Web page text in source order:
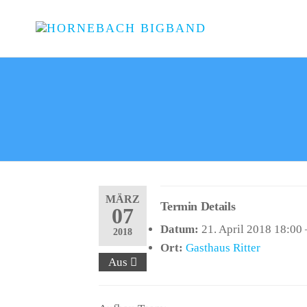
BIGBAND
MÄRZ
07
2018
Aus
Termin Details
Datum: 21. April 2018 18:00
Ort: Gasthaus Ritter